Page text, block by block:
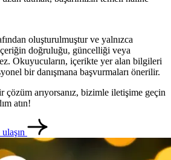
oluşturulmuştur ve yalnızca
doğruluğu, güncelliği veya
Okuyucuların, içerikte yer alan bilgileri
bir danışmana başvurmaları önerilir.
çözüm arıyorsanız, bizimle iletişime geçin
atın!